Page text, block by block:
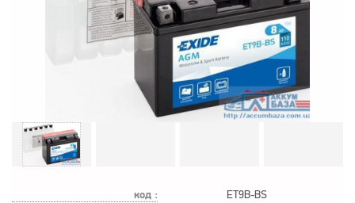
код : ET9B-BS​